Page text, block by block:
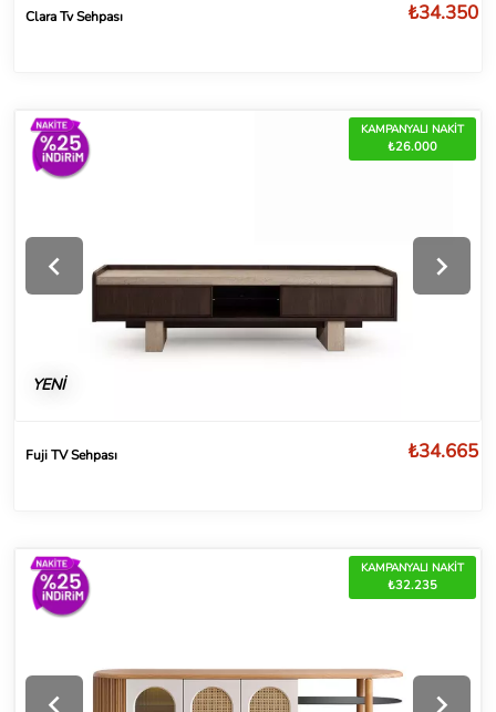
Clara Tv Sehpası ₺34.350
KAMPANYALI NAKİT
₺26.000
YENİ
Fuji TV Sehpası ₺34.665
KAMPANYALI NAKİT
₺32.235